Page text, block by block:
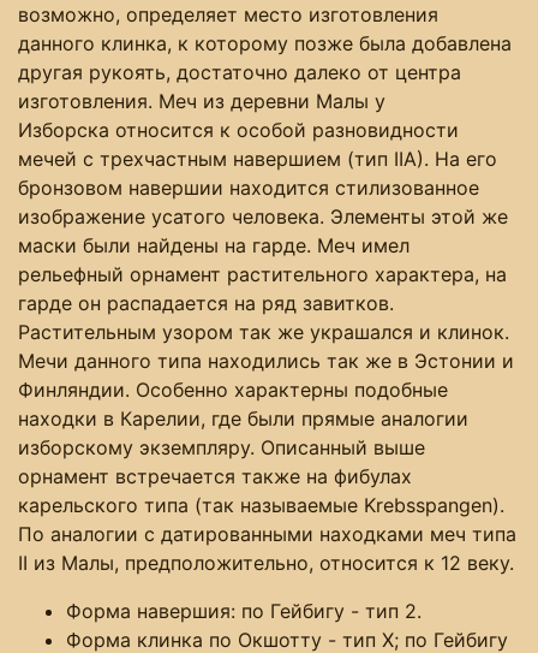
возможно, определяет место изготовления
данного клинка, к которому позже была добавлена
другая рукоять, достаточно далеко от центра
изготовления. Меч из деревни Малы у
Изборска относится к особой разновидности
мечей с трехчастным навершием (тип IIА). На его
бронзовом навершии находится стилизованное
изображение усатого человека. Элементы этой же
маски были найдены на гарде. Меч имел
рельефный орнамент растительного характера, на
гарде он распадается на ряд завитков.
Растительным узором так же украшался и клинок.
Мечи данного типа находились так же в Эстонии и
Финляндии. Особенно характерны подобные
находки в Карелии, где были прямые аналогии
изборскому экземпляру. Описанный выше
орнамент встречается также на фибулах
карельского типа (так называемые Krebsspangen).
По аналогии с датированными находками меч типа
II из Малы, предположительно, относится к 12 веку.
Форма навершия: по Гейбигу - тип 2.
Форма клинка по Окшотту - тип X; по Гейбигу